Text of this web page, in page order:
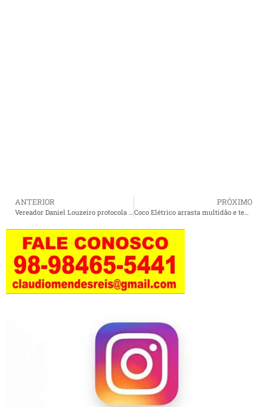
ANTERIOR
Vereador Daniel Louzeiro protocola ação no Ministério Público para implantação de agência da Caixa Econômica em Cururupu.
PRÓXIMO
Coco Elétrico arrasta multidão e tem maior concentração de foliões no Carnaval de Cururupu 2019.